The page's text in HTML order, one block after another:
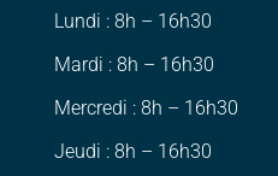
Lundi : 8h – 16h30
Mardi : 8h – 16h30
Mercredi : 8h – 16h30
Jeudi : 8h – 16h30